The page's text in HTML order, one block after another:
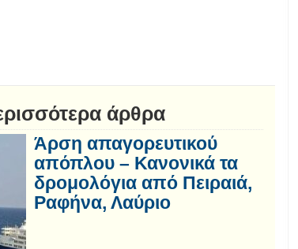
άρθρα
Άρση απαγορευτικού
απόπλου – Κανονικά τα
δρομολόγια από Πειραιά,
Ραφήνα, Λαύριο